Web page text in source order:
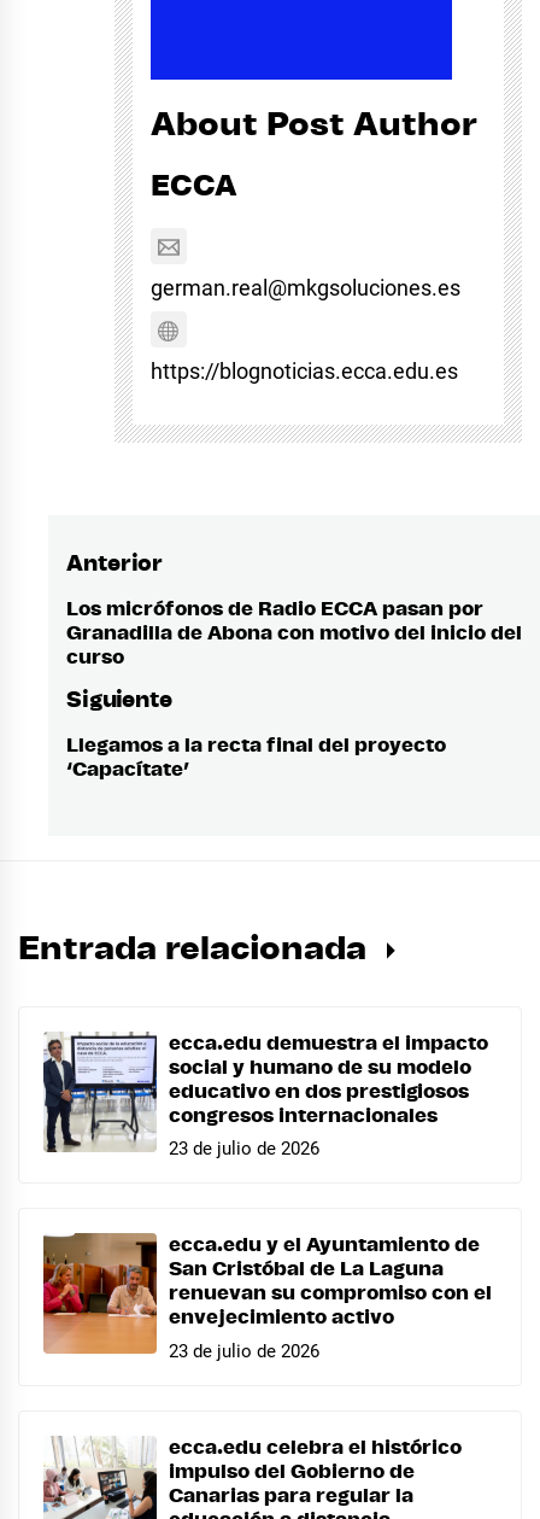
About Post Author
ECCA
german.real@mkgsoluciones.es
https://blognoticias.ecca.edu.es
Navegación
de
entradas
Anterior
Entrada
anterior:
Los micrófonos de Radio ECCA pasan por
Granadilla de Abona con motivo del inicio del
curso
Siguiente
Entrada
siguiente:
Llegamos a la recta final del proyecto
‘Capacítate’
Entrada relacionada
ecca.edu demuestra el impacto
social y humano de su modelo
educativo en dos prestigiosos
congresos internacionales
23 de julio de 2026
ecca.edu y el Ayuntamiento de
San Cristóbal de La Laguna
renuevan su compromiso con el
envejecimiento activo
23 de julio de 2026
ecca.edu celebra el histórico
impulso del Gobierno de
Canarias para regular la